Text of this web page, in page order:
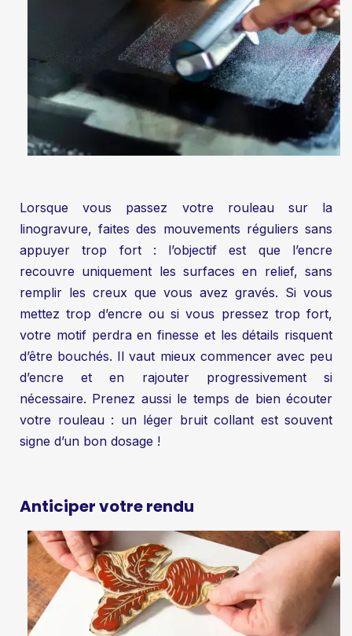
Lorsque vous passez votre rouleau sur la
linogravure, faites des mouvements réguliers sans
appuyer trop fort : l’objectif est que l’encre
recouvre uniquement les surfaces en relief, sans
remplir les creux que vous avez gravés. Si vous
mettez trop d’encre ou si vous pressez trop fort,
votre motif perdra en finesse et les détails risquent
d’être bouchés. Il vaut mieux commencer avec peu
d’encre et en rajouter progressivement si
nécessaire. Prenez aussi le temps de bien écouter
votre rouleau : un léger bruit collant est souvent
signe d’un bon dosage !
Anticiper votre rendu